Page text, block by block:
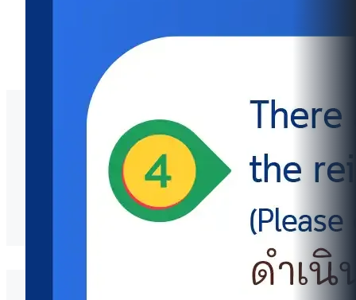
O22 รายงานผลการดำเนินการตามแผนบริหารจัดการ
ความเสี่ยงการทุจริตปี 2568
รายงานผลการดำเนินการตามแผนบริหารจัดการ
ความเสี่ยงการทุจริตปี 2568
วิทยาลัยนานาชาติ มหาวิทยาลัยมหิดล